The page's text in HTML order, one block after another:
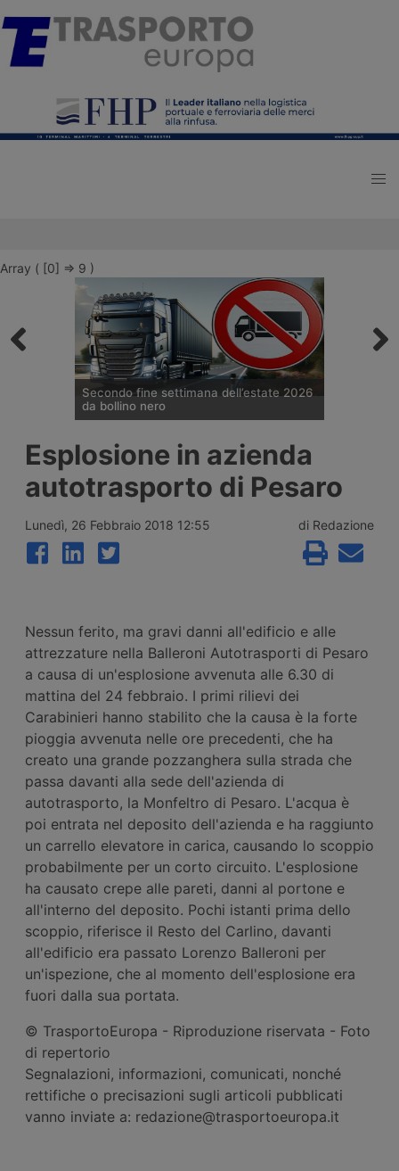
Array ( [0] => 9 )
Secondo fine settimana dell’estate 2026
da bollino nero
e potenziamento del personale Anas sulla
rete nazionale nel weekend che apre la
settimana di Ferragosto, con oltre 25
milioni di spostamenti attesi tra il 7 e il 9
Esplosione in azienda
autotrasporto di Pesaro
Lunedì, 26 Febbraio 2018 12:55 di Redazione
Nessun ferito, ma gravi danni all'edificio e alle
attrezzature nella Balleroni Autotrasporti di Pesaro
a causa di un'esplosione avvenuta alle 6.30 di
mattina del 24 febbraio. I primi rilievi dei
Carabinieri hanno stabilito che la causa è la forte
pioggia avvenuta nelle ore precedenti, che ha
creato una grande pozzanghera sulla strada che
passa davanti alla sede dell'azienda di
autotrasporto, la Monfeltro di Pesaro. L'acqua è
poi entrata nel deposito dell'azienda e ha raggiunto
un carrello elevatore in carica, causando lo scoppio
probabilmente per un corto circuito. L'esplosione
ha causato crepe alle pareti, danni al portone e
all'interno del deposito. Pochi istanti prima dello
scoppio, riferisce il Resto del Carlino, davanti
all'edificio era passato Lorenzo Balleroni per
un'ispezione, che al momento dell'esplosione era
fuori dalla sua portata.
© TrasportoEuropa - Riproduzione riservata - Foto
di repertorio
Segnalazioni, informazioni, comunicati, nonché
rettifiche o precisazioni sugli articoli pubblicati
vanno inviate a: redazione@trasportoeuropa.it